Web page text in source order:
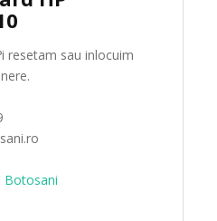
resetam sau inlocuim
Botosani